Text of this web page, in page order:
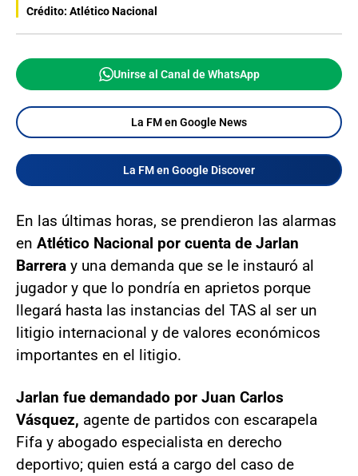
Crédito: Atlético Nacional
Unirse al Canal de WhatsApp
La FM en Google News
La FM en Google Discover
En las últimas horas, se prendieron las alarmas
en Atlético Nacional por cuenta de Jarlan
Barrera y una demanda que se le instauró al
jugador y que lo pondría en aprietos porque
llegará hasta las instancias del TAS al ser un
litigio internacional y de valores económicos
importantes en el litigio.
Jarlan fue demandado por Juan Carlos
Vásquez, agente de partidos con escarapela
Fifa y abogado especialista en derecho
deportivo; quien está a cargo del caso de